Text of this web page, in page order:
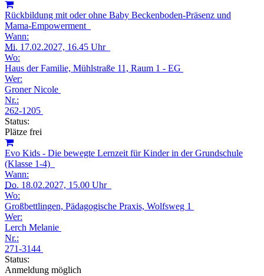
Rückbildung mit oder ohne Baby Beckenboden-Präsenz und
Mama-Empowerment
Wann:
Mi. 17.02.2027, 16.45 Uhr
Wo:
Haus der Familie, Mühlstraße 11, Raum 1 - EG
Wer:
Groner Nicole
Nr.:
262-1205
Status:
Plätze frei
Evo Kids - Die bewegte Lernzeit für Kinder in der Grundschule
(Klasse 1-4)
Wann:
Do. 18.02.2027, 15.00 Uhr
Wo:
Großbettlingen, Pädagogische Praxis, Wolfsweg 1
Wer:
Lerch Melanie
Nr.:
271-3144
Status:
Anmeldung möglich